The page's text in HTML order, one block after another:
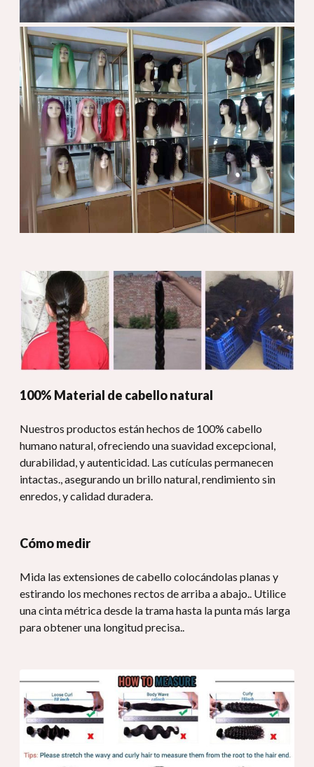
100% Material de cabello natural
Nuestros productos están hechos de 100% cabello
humano natural, ofreciendo una suavidad excepcional,
durabilidad, y autenticidad. Las cutículas permanecen
intactas., asegurando un brillo natural, rendimiento sin
enredos, y calidad duradera.
Cómo medir
Mida las extensiones de cabello colocándolas planas y
estirando los mechones rectos de arriba a abajo.. Utilice
una cinta métrica desde la trama hasta la punta más larga
para obtener una longitud precisa..